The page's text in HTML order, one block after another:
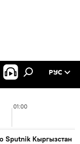
РУС
01:00
Sputnik Кыргызстан